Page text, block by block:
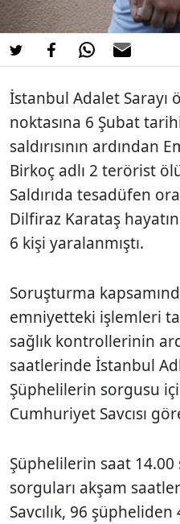
İstanbul Adalet
noktasına 6 Şubat
saldırısının ardından
Birkoç adlı 2 terörist
Saldırıda tesadüfen
Dilfiraz Karataş
6 kişi yaralanmıştı.
Soruşturma
emniyetteki işlemleri
sağlık kontrollerinin
saatlerinde İstanbul
Şüphelilerin sorgusu
Cumhuriyet Savcısı
Şüphelilerin saat 14.00
sorguları akşam
Savcılık, 96